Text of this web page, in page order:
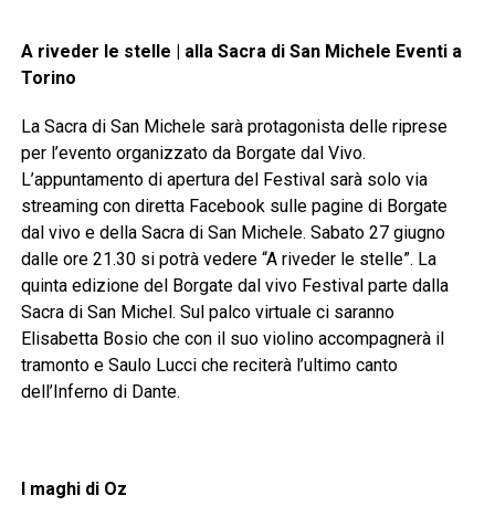
A riveder le stelle | alla Sacra di San Michele Eventi a
Torino
La Sacra di San Michele sarà protagonista delle riprese
per l’evento organizzato da Borgate dal Vivo.
L’appuntamento di apertura del Festival sarà solo via
streaming con diretta Facebook sulle pagine di Borgate
dal vivo e della Sacra di San Michele. Sabato 27 giugno
dalle ore 21.30 si potrà vedere “A riveder le stelle”. La
quinta edizione del Borgate dal vivo Festival parte dalla
Sacra di San Michel. Sul palco virtuale ci saranno
Elisabetta Bosio che con il suo violino accompagnerà il
tramonto e Saulo Lucci che reciterà l’ultimo canto
dell’Inferno di Dante.
I maghi di Oz